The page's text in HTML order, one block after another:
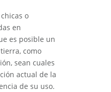
o
en
es posible un
como
sean cuales
actual de la
de su uso.